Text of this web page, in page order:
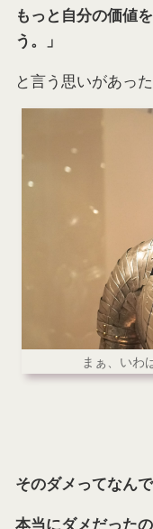
もっと自分の価値
う。」
と言う思いがあっ
まぁ、いわ
そのダメってなん
本当にダメだったの